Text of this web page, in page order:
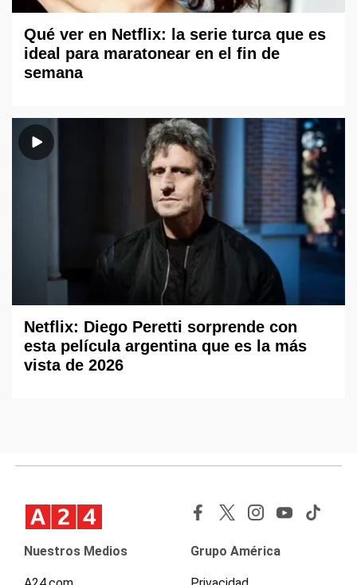
Qué ver en Netflix: la serie turca que es
ideal para maratonear en el fin de
semana
Netflix: Diego Peretti sorprende con
esta película argentina que es la más
vista de 2026
Nuestros Medios Grupo América